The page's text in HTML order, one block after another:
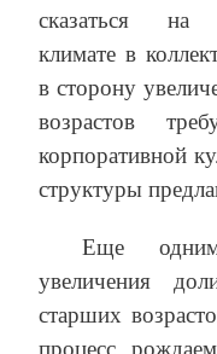
сказаться на
климате в
в сторону
возрастов
корпоративной
структуры
Еще одним
увеличения
старших
процесс